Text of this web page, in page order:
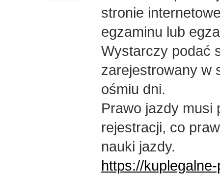
stronie
egzaminu lub
Wystarczy podać
zarejestrowany w
ośmiu dni.
Prawo jazdy musi
rejestracji, co
nauki jazdy.
https://